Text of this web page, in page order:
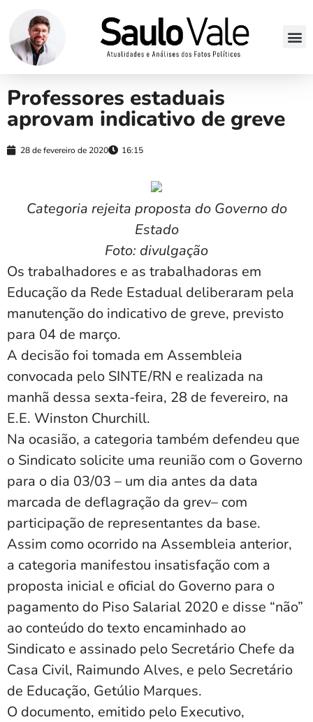
Professores estaduais
aprovam indicativo de greve
28 de fevereiro de 2020 16:15
Categoria rejeita proposta do Governo do
Estado
Foto: divulgação
Os trabalhadores e as trabalhadoras em
Educação da Rede Estadual deliberaram pela
manutenção do indicativo de greve, previsto
para 04 de março.
A decisão foi tomada em Assembleia
convocada pelo SINTE/RN e realizada na
manhã dessa sexta-feira, 28 de fevereiro, na
E.E. Winston Churchill.
Na ocasião, a categoria também defendeu que
o Sindicato solicite uma reunião com o Governo
para o dia 03/03 – um dia antes da data
marcada de deflagração da grev– com
participação de representantes da base.
Assim como ocorrido na Assembleia anterior,
a categoria manifestou insatisfação com a
proposta inicial e oficial do Governo para o
pagamento do Piso Salarial 2020 e disse “não”
ao conteúdo do texto encaminhado ao
Sindicato e assinado pelo Secretário Chefe da
Casa Civil, Raimundo Alves, e pelo Secretário
de Educação, Getúlio Marques.
O documento, emitido pelo Executivo,